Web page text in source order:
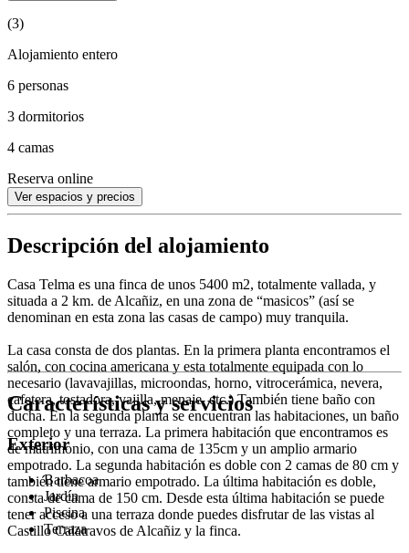
(3)
Alojamiento entero
6 personas
3 dormitorios
4 camas
Reserva online
Ver espacios y precios
Descripción del alojamiento
Casa Telma es una finca de unos 5400 m2, totalmente vallada, y
situada a 2 km. de Alcañiz, en una zona de “masicos” (así se
denominan en esta zona las casas de campo) muy tranquila.
La casa consta de dos plantas. En la primera planta encontramos el
salón, con cocina americana y esta totalmente equipada con lo
necesario (lavavajillas, microondas, horno, vitrocerámica, nevera,
cafetera, tostadora, vajilla, menaje, etc.) También tiene baño con
ducha. En la segunda planta se encuentran las habitaciones, un baño
completo y una terraza. La primera habitación que encontramos es
de matrimonio, con una cama de 135cm y un amplio armario
empotrado. La segunda habitación es doble con 2 camas de 80 cm y
también tiene armario empotrado. La última habitación es doble,
consta de cama de 150 cm. Desde esta última habitación se puede
tener acceso a una terraza donde puedes disfrutar de las vistas al
Castillo Calatravos de Alcañiz y la finca.
Características y servicios
Exterior
Barbacoa
Jardín
Piscina
Terraza